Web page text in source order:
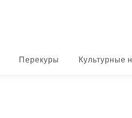
Перекуры Культурные